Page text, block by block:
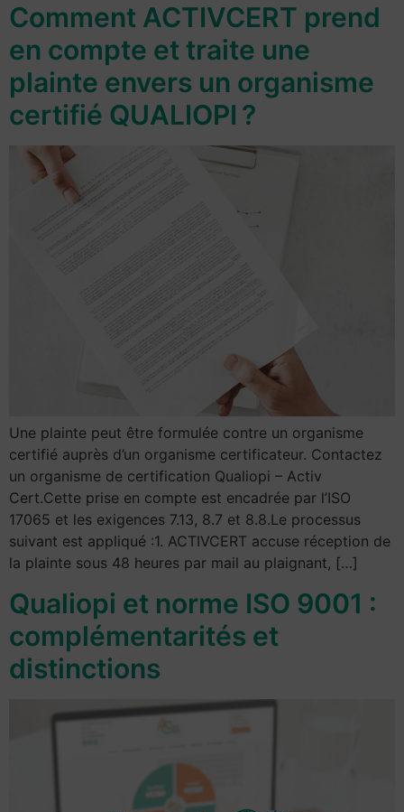
Comment ACTIVCERT prend
en compte et traite une
plainte envers un organisme
certifié QUALIOPI ?
Une plainte peut être formulée contre un organisme
certifié auprès d’un organisme certificateur. Contactez
un organisme de certification Qualiopi – Activ
Cert.Cette prise en compte est encadrée par l’ISO
17065 et les exigences 7.13, 8.7 et 8.8.Le processus
suivant est appliqué :1. ACTIVCERT accuse réception de
la plainte sous 48 heures par mail au plaignant, […]
Qualiopi et norme ISO 9001 :
complémentarités et
distinctions